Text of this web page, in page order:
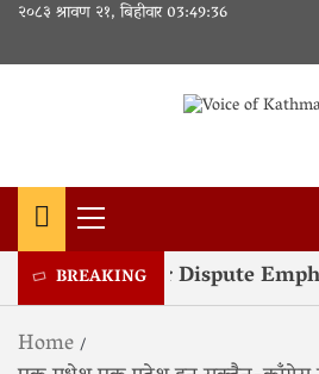
Skip
content
२०८३ श्रावण २१, बिहीवार03:49:36
Primary
Menu
BREAKING
of Kashmir Dispute
Home